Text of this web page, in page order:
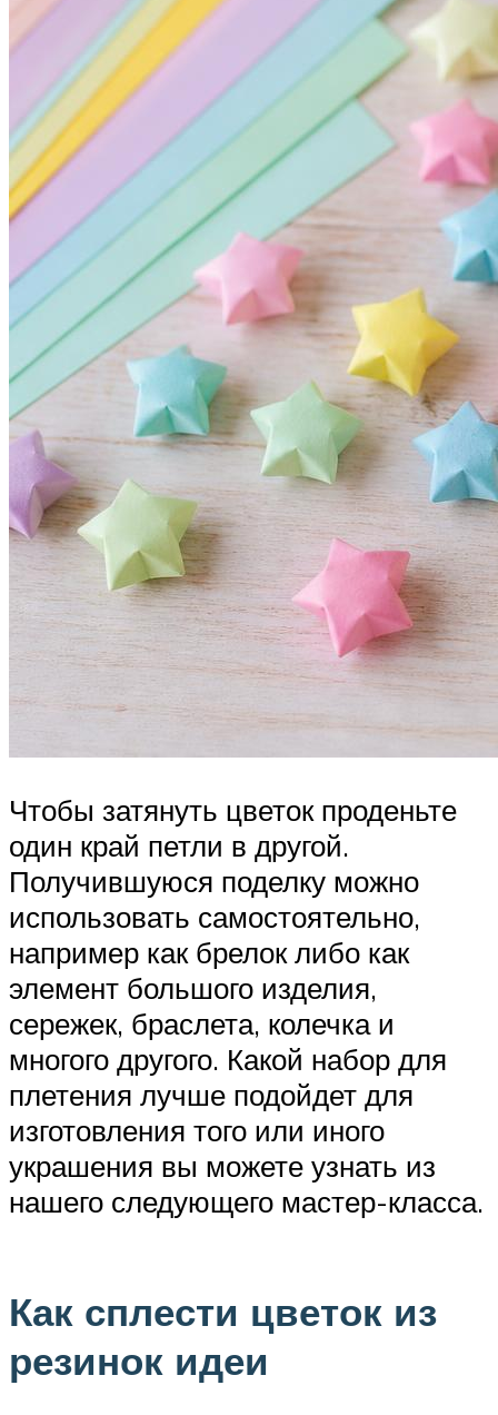
Чтобы затянуть цветок проденьте
один край петли в другой.
Получившуюся поделку можно
использовать самостоятельно,
например как брелок либо как
элемент большого изделия,
сережек, браслета, колечка и
многого другого. Какой набор для
плетения лучше подойдет для
изготовления того или иного
украшения вы можете узнать из
нашего следующего мастер-класса.
Как сплести цветок из
резинок идеи